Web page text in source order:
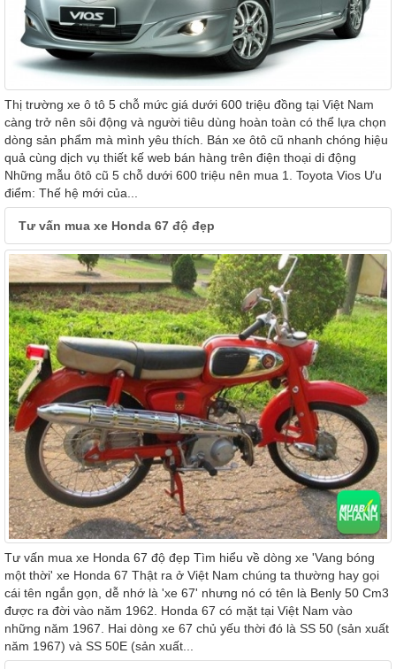
Thị trường xe ô tô 5 chỗ mức giá dưới 600 triệu đồng tại Việt Nam
càng trở nên sôi động và người tiêu dùng hoàn toàn có thể lựa chọn
dòng sản phẩm mà mình yêu thích. Bán xe ôtô cũ nhanh chóng hiệu
quả cùng dịch vụ thiết kế web bán hàng trên điện thoại di động
Những mẫu ôtô cũ 5 chỗ dưới 600 triệu nên mua 1. Toyota Vios Ưu
điểm: Thế hệ mới của...
Tư vấn mua xe Honda 67 độ đẹp
Tư vấn mua xe Honda 67 độ đẹp Tìm hiểu về dòng xe 'Vang bóng
một thời' xe Honda 67 Thật ra ở Việt Nam chúng ta thường hay gọi
cái tên ngắn gọn, dễ nhớ là 'xe 67' nhưng nó có tên là Benly 50 Cm3
được ra đời vào năm 1962. Honda 67 có mặt tại Việt Nam vào
những năm 1967. Hai dòng xe 67 chủ yếu thời đó là SS 50 (sản xuất
năm 1967) và SS 50E (sản xuất...